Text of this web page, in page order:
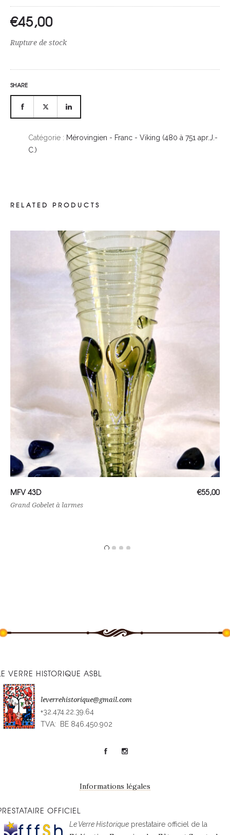
€45,00
Rupture de stock
SHARE
Catégorie : Mérovingien - Franc - Viking (480 à 751 apr.J.-
C.)
RELATED PRODUCTS
Lire la suite
MFV 43D €55,00
Grand Gobelet à larmes
VERRE HISTORIQUE ASBL
leverrehistorique@gmail.com
+32.474.22.39.64
TVA: BE 846.450.902
Informations légales
OFFICIEL
Le Verre Historique prestataire officiel de la